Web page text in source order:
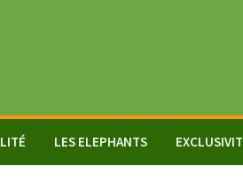
LES ELEPHANTS